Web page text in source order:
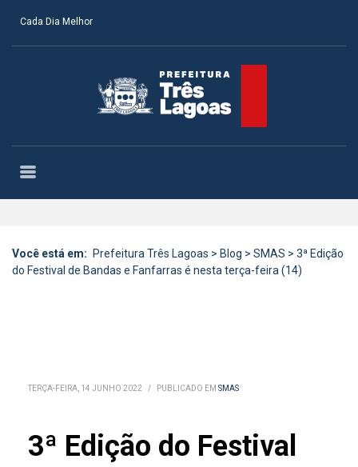
Cada Dia Melhor
Você está em: Prefeitura Três Lagoas > Blog > SMAS > 3ª Edição
do Festival de Bandas e Fanfarras é nesta terça-feira (14)
TERÇA-FEIRA, 14 JUNHO 2022 / PUBLICADO EM SMAS
3ª Edição do Festival